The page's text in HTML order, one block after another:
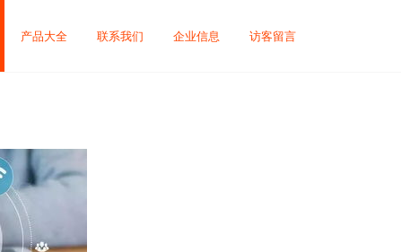
产品大全 联系我们 企业信息 访客留言